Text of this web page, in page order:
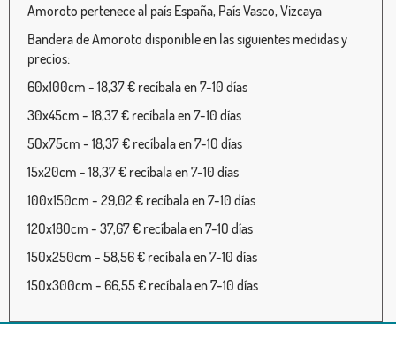
Amoroto pertenece al país España, País Vasco, Vizcaya
Bandera de Amoroto disponible en las siguientes medidas y
precios:
60x100cm - 18,37 € recíbala en 7-10 días
30x45cm - 18,37 € recíbala en 7-10 días
50x75cm - 18,37 € recíbala en 7-10 días
15x20cm - 18,37 € recíbala en 7-10 días
100x150cm - 29,02 € recíbala en 7-10 días
120x180cm - 37,67 € recíbala en 7-10 días
150x250cm - 58,56 € recíbala en 7-10 días
150x300cm - 66,55 € recíbala en 7-10 días